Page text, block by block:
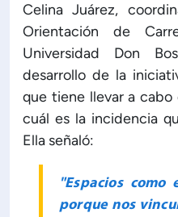
Celina Juárez,
Orientación de
Universidad Don
desarrollo de la
que tiene llevar a
cuál es la incidencia
Ella señaló:
"Espacios
porque nos